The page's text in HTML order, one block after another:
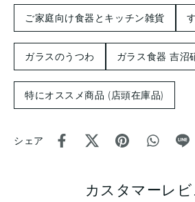
ご家庭向け食器とキッチン雑貨
ガラスのうつわ ガラス食器 吉沼
特にオススメ商品 (店頭在庫品)
シェア
カスタマーレ